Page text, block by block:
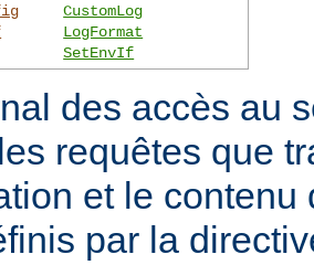
CustomLog
LogFormat
SetEnvIf
des accès au
requêtes que
et le
par la